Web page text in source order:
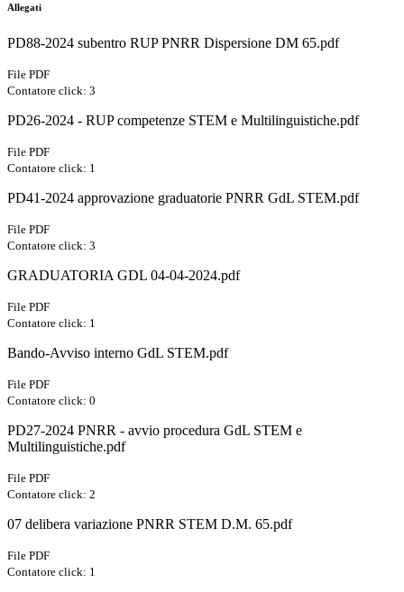
Allegati
PD88-2024 subentro RUP PNRR Dispersione DM 65.pdf
File PDF
Contatore click: 3
PD26-2024 - RUP competenze STEM e Multilinguistiche.pdf
File PDF
Contatore click: 1
PD41-2024 approvazione graduatorie PNRR GdL STEM.pdf
File PDF
Contatore click: 3
GRADUATORIA GDL 04-04-2024.pdf
File PDF
Contatore click: 1
Bando-Avviso interno GdL STEM.pdf
File PDF
Contatore click: 0
PD27-2024 PNRR - avvio procedura GdL STEM e
Multilinguistiche.pdf
File PDF
Contatore click: 2
07 delibera variazione PNRR STEM D.M. 65.pdf
File PDF
Contatore click: 1